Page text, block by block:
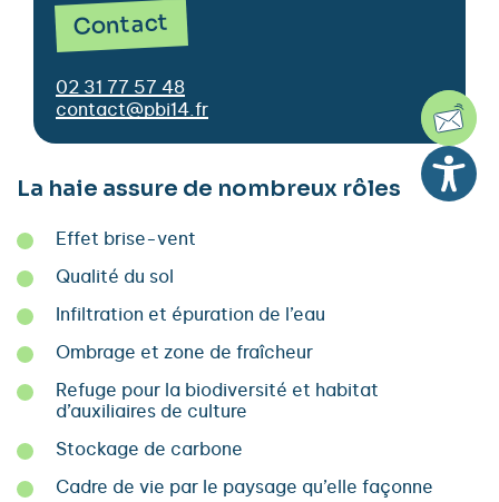
Contact
02 31 77 57 48
contact@pbi14.fr
La haie assure de nombreux rôles
Effet brise-vent
Qualité du sol
Infiltration et épuration de l’eau
Ombrage et zone de fraîcheur
Refuge pour la biodiversité et habitat
d’auxiliaires de culture
Stockage de carbone
Cadre de vie par le paysage qu’elle façonne